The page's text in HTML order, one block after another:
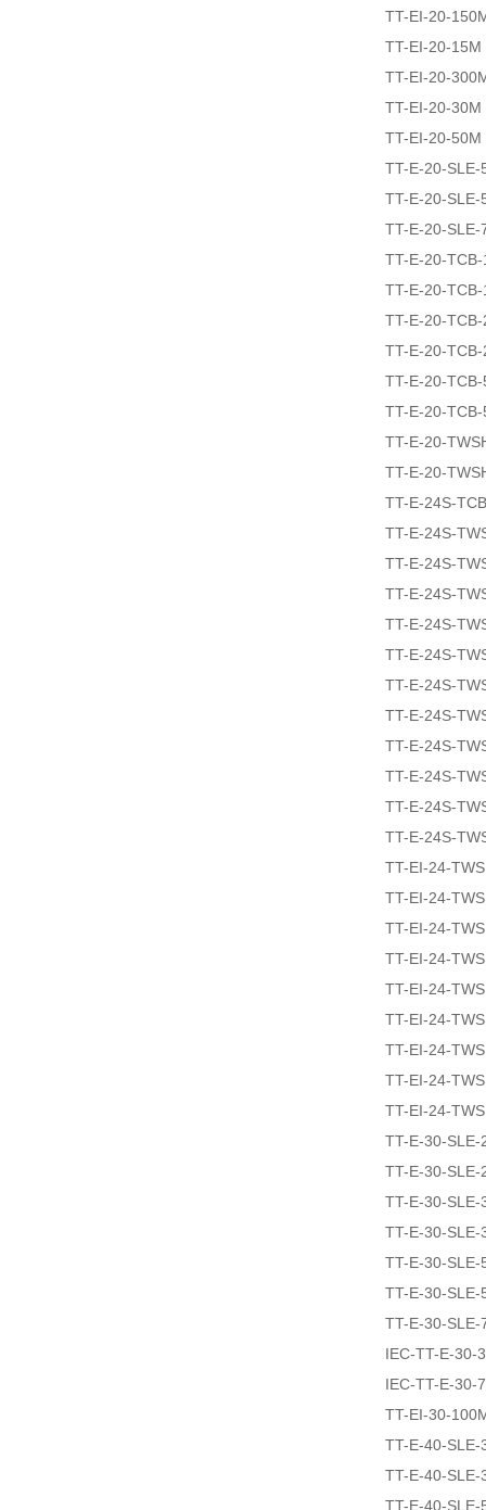
TT-EI-20-
TT-EI-20-15M
TT-EI-20-
TT-EI-20-30M
TT-EI-20-50M
TT-E-20-SLE-
TT-E-20-SLE-
TT-E-20-SLE-
TT-E-20-
TT-E-20-
TT-E-20-
TT-E-20-TCB-
TT-E-20-TCB-
TT-E-20-
TT-E-20-
TT-E-20-
TT-E-24S-
TT-E-24S-
TT-E-24S-
TT-E-24S-
TT-E-24S-
TT-E-24S-
TT-E-24S-
TT-E-24S-
TT-E-24S-
TT-E-24S-
TT-E-24S-
TT-E-24S-
TT-EI-24-
TT-EI-24-
TT-EI-24-
TT-EI-24-
TT-EI-24-
TT-EI-24-
TT-EI-24-
TT-EI-24-
TT-EI-24-
TT-E-30-SLE-
TT-E-30-SLE-
TT-E-30-SLE-
TT-E-30-SLE-
TT-E-30-SLE-
TT-E-30-SLE-
TT-E-30-SLE-
IEC-TT-E-30-
IEC-TT-E-30-
TT-EI-30-
TT-E-40-SLE-
TT-E-40-SLE-
TT-E-40-SLE-